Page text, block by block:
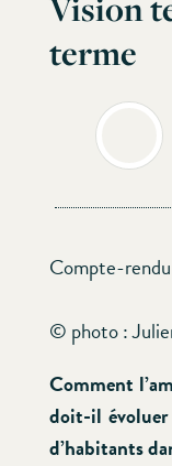
terme
Compte-
© photo :
Comment
doit-il
d’habitants